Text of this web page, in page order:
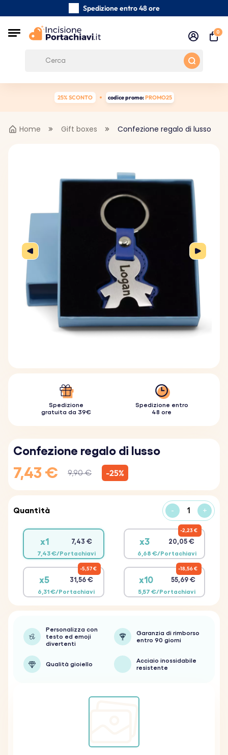
Spedizione entro 48 ore
Recensioni dei clienti:
0
25% SCONTO codice promo:PROMO25
Home Gift boxes Confezione regalo di lusso
Spedizione
gratuita da 39€
Spedizione entro
48 ore
Confezione regalo di lusso
7,43 € 9,90 € -25%
Quantità - +
x1 7,43 €
7,43 €/Portachiavi
x3 20,05 €
6,68 €/Portachiavi
2,23 €
x5 31,56 €
6,31 €/Portachiavi
5,57 €
x10 55,69 €
5,57 €/Portachiavi
18,56 €
Personalizza con
testo ed emoji
divertenti
Garanzia di rimborso
entro 90 giorni
Qualità gioiello
Acciaio inossidabile
resistente